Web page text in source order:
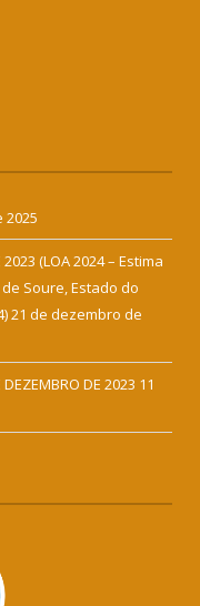
2025
2023 (LOA 2024 – Estima
Soure, Estado do
21 de dezembro de
DE 2023 11